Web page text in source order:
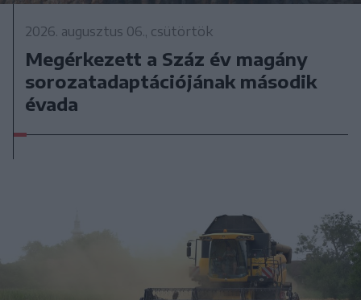
2026. augusztus 06., csütörtök
Megérkezett a Száz év magány
sorozatadaptációjának második
évada